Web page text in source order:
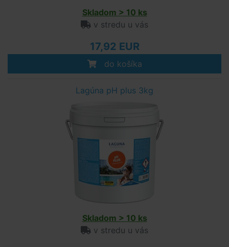
Skladom > 10 ks
v stredu u vás
17,92 EUR
do košíka
Lagúna pH plus 3kg
Skladom > 10 ks
v stredu u vás